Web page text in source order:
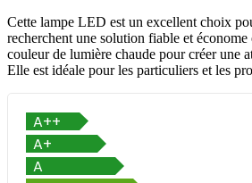
Cette lampe LED est un excellent choix
recherchent une solution fiable et économe
couleur de lumière chaude pour créer une
Elle est idéale pour les particuliers et les